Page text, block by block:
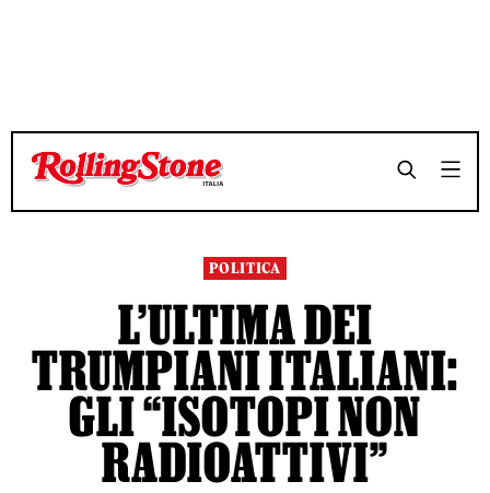
TEMPO DI LETTURA 4 MINUTI SHARE
TEMPO DI LETTURA 4 MINUTI SHARE
POLITICA
L’ULTIMA DEI
TRUMPIANI ITALIANI:
GLI “ISOTOPI NON
RADIOATTIVI”